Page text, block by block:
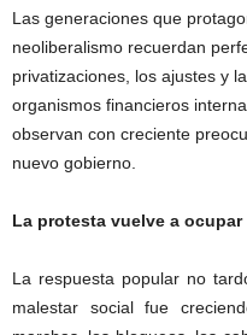
Las generaciones que
neoliberalismo recuerdan
privatizaciones, los ajustes y
organismos financieros
observan con creciente
nuevo gobierno.
La protesta vuelve a
La respuesta popular no
malestar social fue